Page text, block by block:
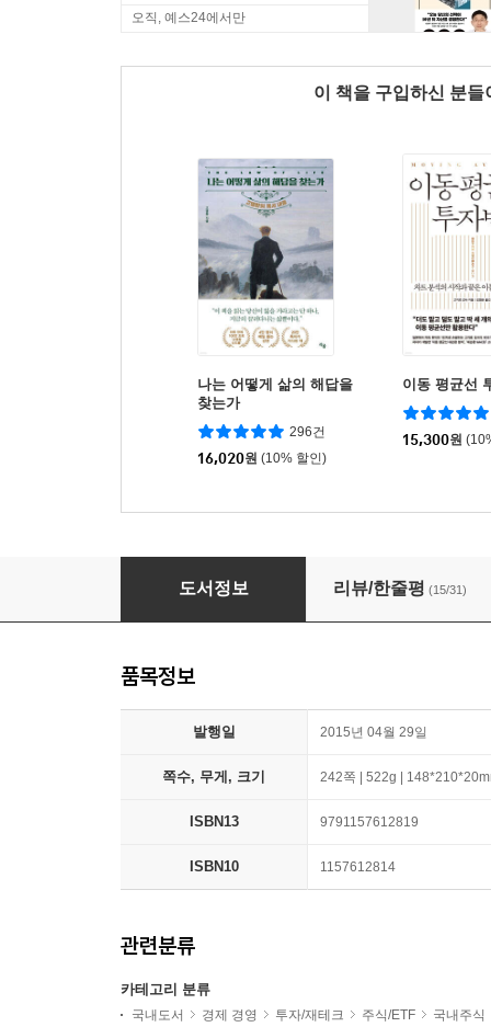
오직, 예스24에서만
이 책을 구입하신 분
나는 어떻게 삶의 해답을
찾는가
296건
16,020원 (10% 할인)
이동 평균선
15,300원
수급단타왕 주식투자 실전전략
도서정보 리뷰/한줄평 (15/31)
품목정보
발행일 2015년 04월 29일
쪽수, 무게, 크기 242쪽 | 522g |
ISBN13 9791157612819
ISBN10 1157612814
관련분류
카테고리 분류
국내도서 경제 경영 투자/재테크 주식/ETF
국내주식